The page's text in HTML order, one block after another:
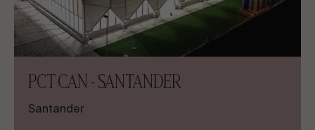
PCT CAN - SANTANDER
Santander